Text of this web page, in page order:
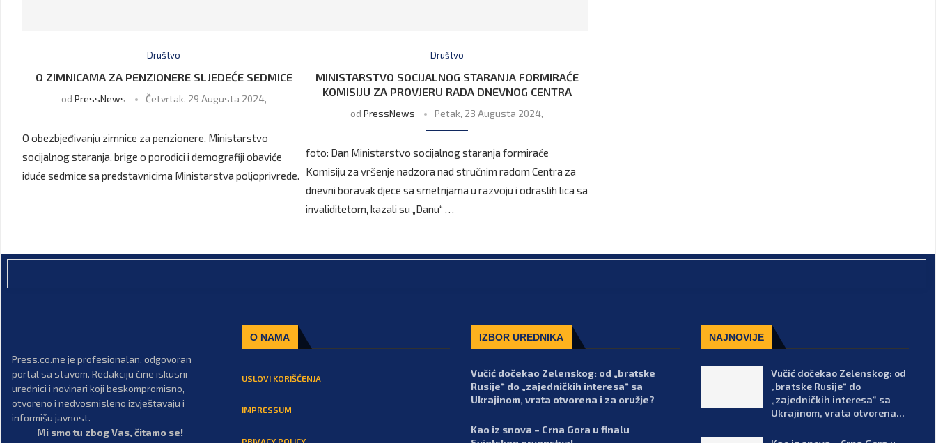
Društvo
O ZIMNICAMA ZA PENZIONERE SLJEDEĆE SEDMICE
od PressNews Četvrtak, 29 Augusta 2024,
O obezbjeđivanju zimnice za penzionere, Ministarstvo
socijalnog staranja, brige o porodici i demografiji obaviće
iduće sedmice sa predstavnicima Ministarstva poljoprivrede.
Društvo
MINISTARSTVO SOCIJALNOG STARANJA FORMIRAĆE
KOMISIJU ZA PROVJERU RADA DNEVNOG CENTRA
odPressNews Petak, 23 Augusta 2024,
foto: Dan Ministarstvo socijalnog staranja formiraće
Komisiju za vršenje nadzora nad stručnim radom Centra za
dnevni boravak djece sa smetnjama u razvoju i odraslih lica sa
invaliditetom, kazali su „Danu“ …
Press.co.me je profesionalan, odgovoran
portal sa stavom. Redakciju čine iskusni
urednici i novinari koji beskompromisno,
otvoreno i nedvosmisleno izvještavaju i
informišu javnost.
Mi smo tu zbog Vas, čitamo se!
O NAMA
USLOVI KORIŠĆENJA
IMPRESSUM
IZBOR UREDNIKA
Vučić dočekao Zelenskog: od „bratske
Rusije“ do „zajedničkih interesa“ sa
Ukrajinom, vrata otvorena i za oružje?
Kao iz snova – Crna Gora u finalu
NAJNOVIJE
Vučić dočekao Zelenskog: od
„bratske Rusije“ do
„zajedničkih interesa“ sa
Ukrajinom, vrata otvorena...